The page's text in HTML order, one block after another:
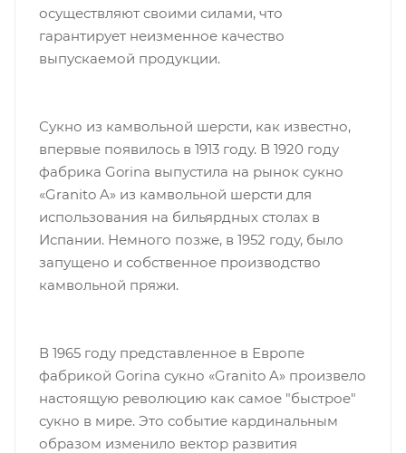
осуществляют своими силами, что
гарантирует неизменное качество
выпускаемой продукции.
Сукно из камвольной шерсти, как известно,
впервые появилось в 1913 году. В 1920 году
фабрика Gorina выпустила на рынок сукно
«Granito A» из камвольной шерсти для
использования на бильярдных столах в
Испании. Немного позже, в 1952 году, было
запущено и собственное производство
камвольной пряжи.
В 1965 году представленное в Европе
фабрикой Gorina сукно «Granito A» произвело
настоящую революцию как самое "быстрое"
сукно в мире. Это событие кардинальным
образом изменило вектор развития